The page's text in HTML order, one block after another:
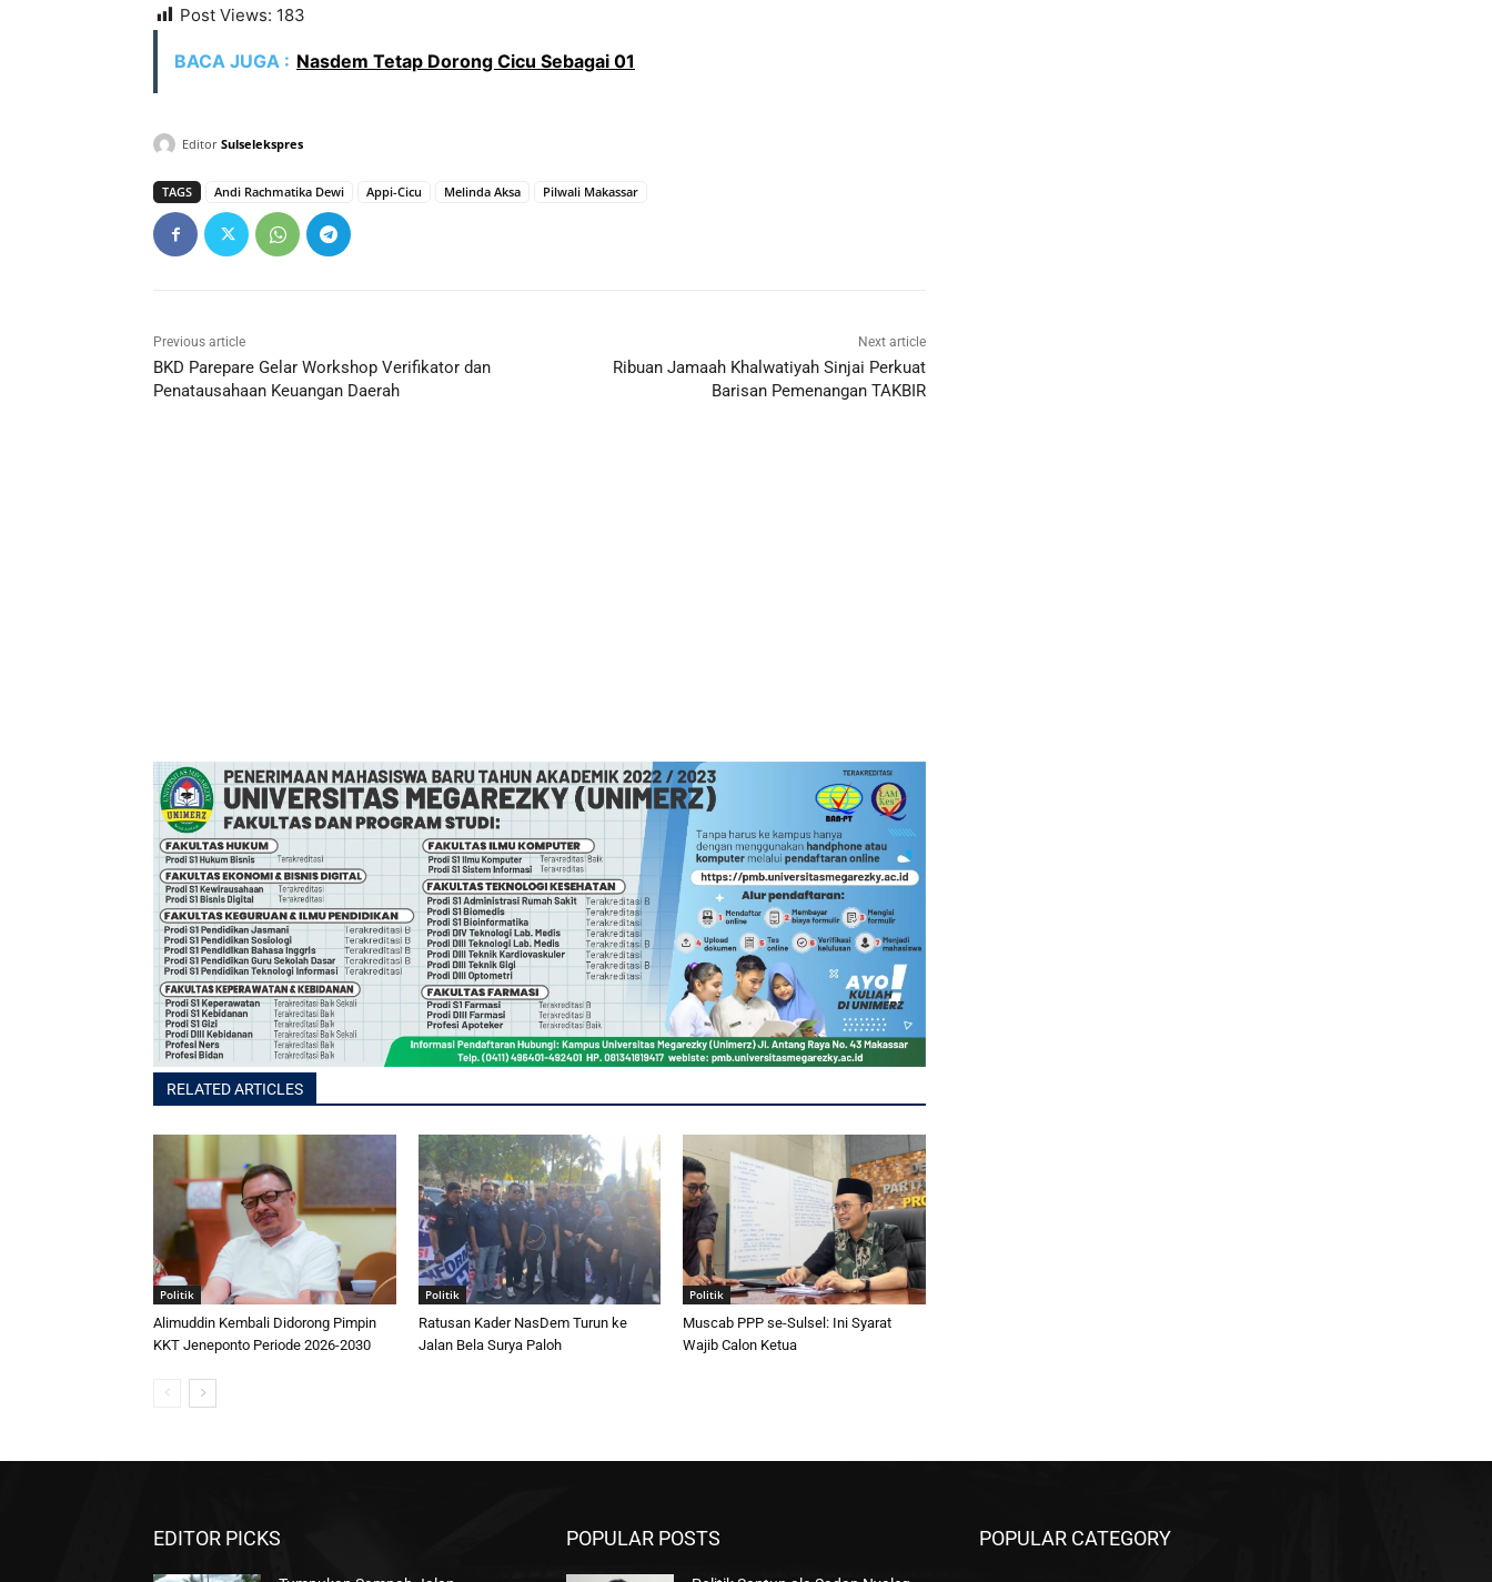
Post Views: 183
BACA JUGA : Nasdem Tetap Dorong Cicu Sebagai 01
Editor Sulselekspres
TAGS Andi Rachmatika Dewi Appi-Cicu Melinda Aksa Pilwali Makassar
Previous article
BKD Parepare Gelar Workshop Verifikator dan
Penatausahaan Keuangan Daerah
Next article
Ribuan Jamaah Khalwatiyah Sinjai Perkuat
Barisan Pemenangan TAKBIR
RELATED ARTICLES
Politik
Alimuddin Kembali Didorong Pimpin
KKT Jeneponto Periode 2026-2030
Politik
Ratusan Kader NasDem Turun ke
Jalan Bela Surya Paloh
Politik
Muscab PPP se-Sulsel: Ini Syarat
Wajib Calon Ketua
EDITOR PICKS POPULAR POSTS POPULAR CATEGORY